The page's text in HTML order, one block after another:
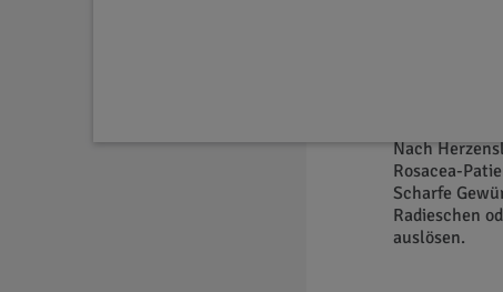
Nach
Rosacea-
Scharfe
Radieschen
auslösen.